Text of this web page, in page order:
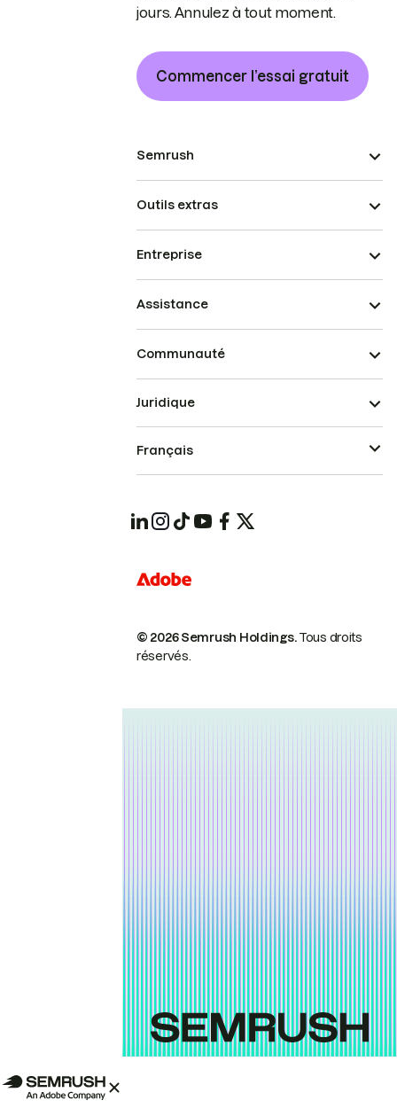
jours. Annulez à tout moment.
Commencer l’essai gratuit
Semrush
Outils extras
Entreprise
Assistance
Communauté
© 2026 Semrush Holdings.Tous droits
réservés.
Juridique
Français